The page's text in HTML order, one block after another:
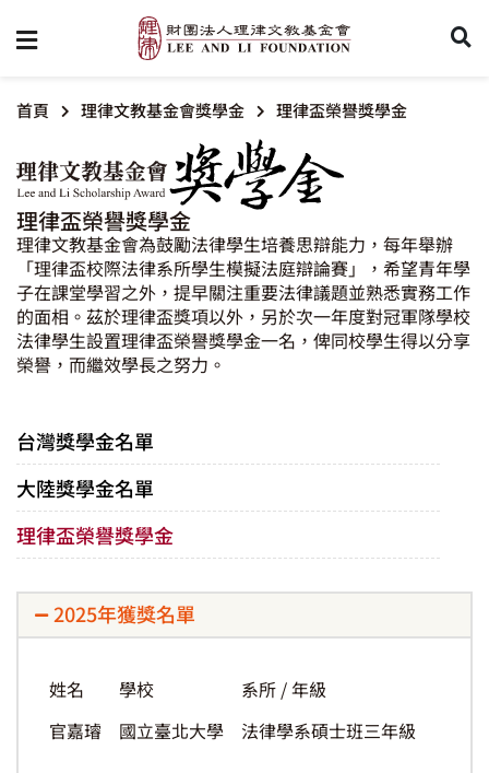
首頁 理律文教基金會獎學金 理律盃榮譽獎學金
理律盃榮譽獎學金
理律文教基金會為鼓勵法律學生培養思辯能力，每年舉辦
「理律盃校際法律系所學生模擬法庭辯論賽」，希望青年學
子在課堂學習之外，提早關注重要法律議題並熟悉實務工作
的面相。茲於理律盃獎項以外，另於次一年度對冠軍隊學校
法律學生設置理律盃榮譽獎學金一名，俾同校學生得以分享
榮譽，而繼效學長之努力。
台灣獎學金名單
大陸獎學金名單
理律盃榮譽獎學金
2025年獲獎名單
姓名 學校
系所 / 年級
官嘉璿
國立臺北大學 法律學系碩士班三年級